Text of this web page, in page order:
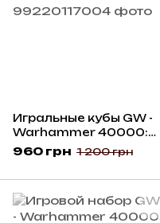
Игральные кубы GW -
Warhammer 40000:
Genestealer Cults Dice
960 грн 1 200 грн